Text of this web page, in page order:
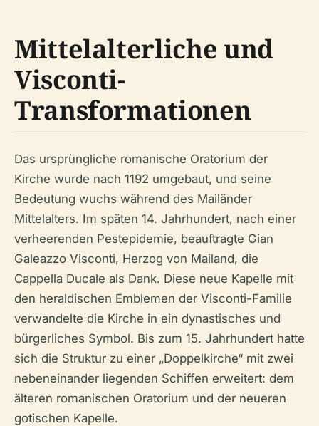
Mittelalterliche und
Visconti-
Transformationen
Das ursprüngliche romanische Oratorium der
Kirche wurde nach 1192 umgebaut, und seine
Bedeutung wuchs während des Mailänder
Mittelalters. Im späten 14. Jahrhundert, nach einer
verheerenden Pestepidemie, beauftragte Gian
Galeazzo Visconti, Herzog von Mailand, die
Cappella Ducale als Dank. Diese neue Kapelle mit
den heraldischen Emblemen der Visconti-Familie
verwandelte die Kirche in ein dynastisches und
bürgerliches Symbol. Bis zum 15. Jahrhundert hatte
sich die Struktur zu einer „Doppelkirche“ mit zwei
nebeneinander liegenden Schiffen erweitert: dem
älteren romanischen Oratorium und der neueren
gotischen Kapelle.